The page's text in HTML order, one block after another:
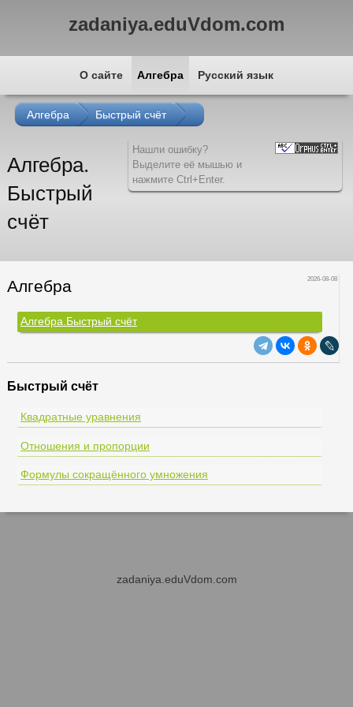
zadaniya.eduVdom.com
О сайте Алгебра Русский язык
Алгебра Быстрый счёт
Нашли ошибку?
Выделите её мышью и
нажмите Ctrl+Enter.
Алгебра.
Быстрый
счёт
2026-08-08
Алгебра
Алгебра.Быстрый счёт
Быстрый счёт
Квадратные уравнения
Отношения и пропорции
Формулы сокращённого умножения
zadaniya.eduVdom.com